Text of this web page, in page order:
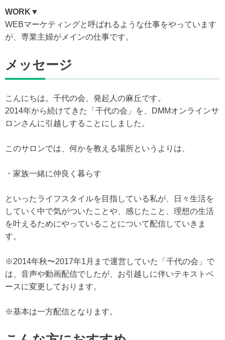
WORK▼
WEBマーケティングと呼ばれるような仕事をやっています
が、専業主婦がメインの仕事です。
メッセージ
こんにちは。千代の会、発起人の麻丘です。
2014年から続けてきた「千代の会」を、DMMオンラインサ
ロンさんに引越しすることにしました。
このサロンでは、何かを教える場所というよりは、
・家族一緒に仲良く暮らす
といったライフスタイルを目指している私が、日々生活を
していく中で気がついたことや、感じたこと、理想の生活
を叶えるためにやっていることについて配信していきま
す。
※2014年秋〜2017年1月まで運営していた「千代の会」で
は、音声や動画配信でしたが、お引越しに伴いテキストベ
ースに変更しております。
※基本は一方配信となります。